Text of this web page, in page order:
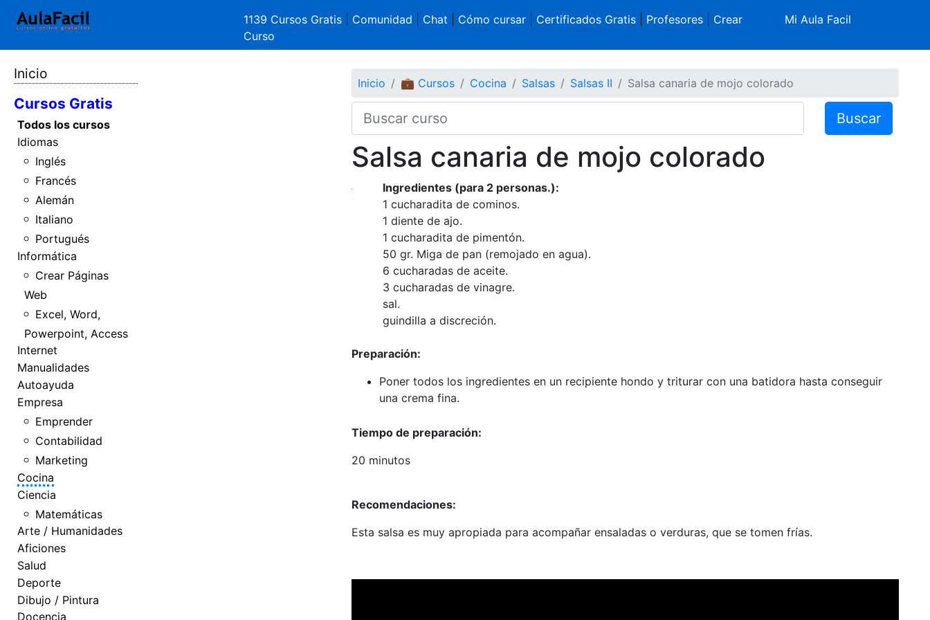
1139 Cursos Gratis Comunidad Chat Cómo cursar| Certificados Gratis| Profesores| Crear
Curso
Mi Aula Facil
Inicio
Cursos Gratis
Todos los cursos
Idiomas
Inglés
Francés
Alemán
Italiano
Portugués
Informática
Crear Páginas
Web
Excel, Word,
Powerpoint, Access
Internet
Manualidades
Autoayuda
Empresa
Emprender
Contabilidad
Marketing
Cocina
Ciencia
Matemáticas
Arte / Humanidades
Aficiones
Salud
Deporte
Dibujo / Pintura
Docencia
Inicio 💼 Cursos Cocina Salsas Salsas II Salsa canaria de mojo colorado
Buscar
Salsa canaria de mojo colorado
Ingredientes (para 2 personas.):
1 cucharadita de cominos.
1 diente de ajo.
1 cucharadita de pimentón.
50 gr. Miga de pan (remojado en agua).
6 cucharadas de aceite.
3 cucharadas de vinagre.
sal.
guindilla a discreción.
Preparación:
Poner todos los ingredientes en un recipiente hondo y triturar con una batidora hasta conseguir
una crema fina.
Tiempo de preparación:
20 minutos
Recomendaciones:
Esta salsa es muy apropiada para acompañar ensaladas o verduras, que se tomen frías.